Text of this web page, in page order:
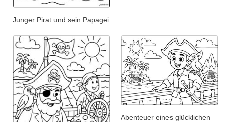
Junger Pirat und sein Papagei
Abenteuer eines glücklichen